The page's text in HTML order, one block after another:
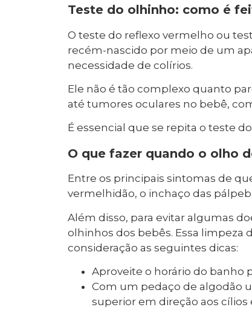
Teste do olhinho: como é
O teste do reflexo vermelho ou
recém-nascido por meio de um
necessidade de colírios.
Ele não é tão complexo quanto
até tumores oculares no bebê,
É essencial que se repita o teste
O que fazer quando o olho
Entre os principais sintomas de
vermelhidão, o inchaço das
Além disso, para evitar algumas
olhinhos dos bebês. Essa limpeza
consideração as seguintes dicas:
Aproveite o horário do banho
Com um pedaço de algodão
superior em direção aos